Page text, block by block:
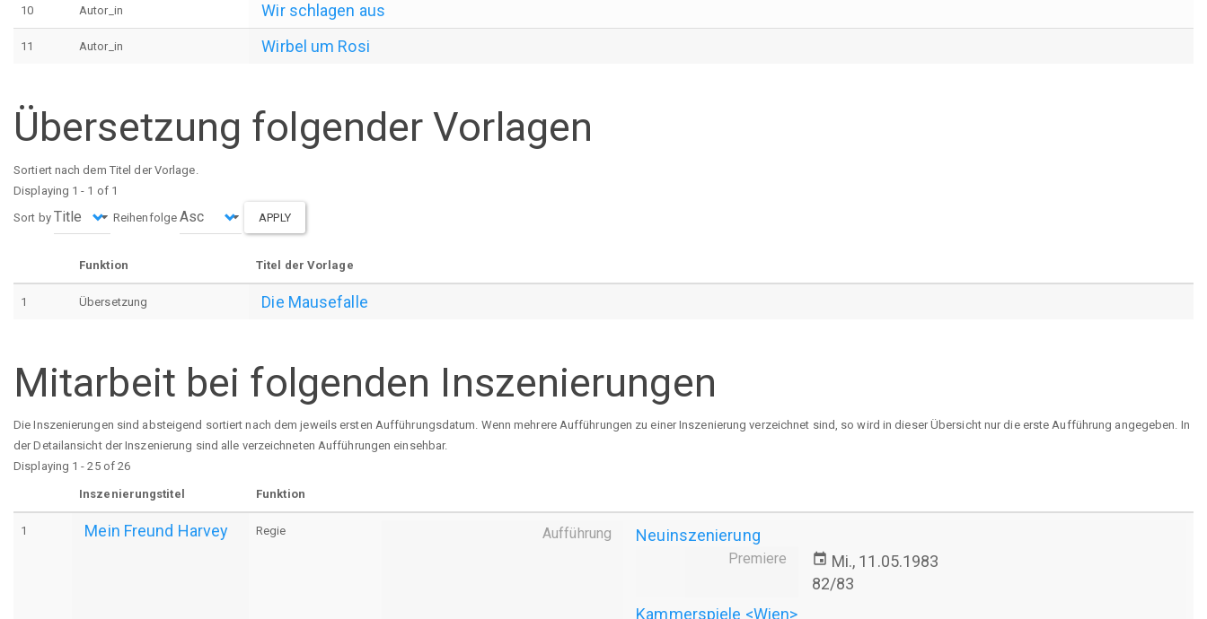
10 Autor_in Wir schlagen aus
11 Autor_in Wirbel um Rosi
Übersetzung folgender Vorlagen
Sortiert nach dem Titel der Vorlage.
Displaying 1 - 1 of 1
Sort by
Reihenfolge APPLY
Funktion Titel der Vorlage
1 Übersetzung Die Mausefalle
Mitarbeit bei folgenden Inszenierungen
Die Inszenierungen sind absteigend sortiert nach dem jeweils ersten Aufführungsdatum. Wenn mehrere Aufführungen zu einer Inszenierung verzeichnet sind, so wird in dieser Übersicht nur die erste Aufführung angegeben. In
der Detailansicht der Inszenierung sind alle verzeichneten Aufführungen einsehbar.
Displaying 1 - 25 of 26
Inszenierungstitel Funktion
1 Mein Freund Harvey Regie Aufführung Neuinszenierung
Premiere event Mi., 11.05.1983
82/83
Kammerspiele <Wien>